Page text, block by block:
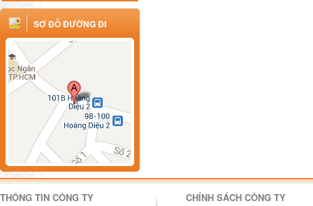
SƠ ĐỒ ĐƯỜNG ĐI
THÔNG TIN CÔNG TY CHÍNH SÁCH CÔNG TY